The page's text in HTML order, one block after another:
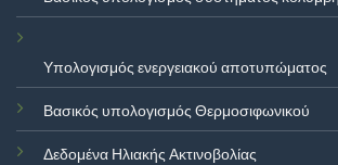
Υπολογισμός ενεργειακού αποτυπώματος
Βασικός υπολογισμός Θερμοσιφωνικού
Δεδομένα Ηλιακής Ακτινοβολίας